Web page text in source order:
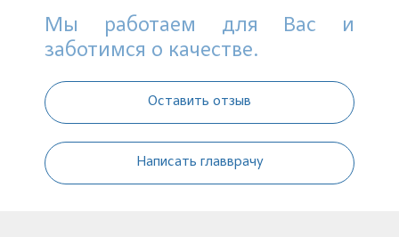
Мы работаем для Вас и
заботимся о качестве.
Оставить отзыв
Написать главврачу